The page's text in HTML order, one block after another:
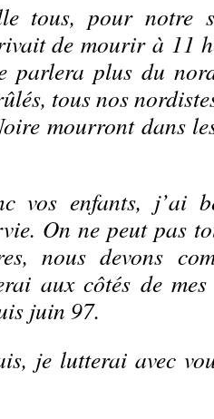
tous, pour notre
de mourir à 11
parlera plus du
tous nos
mourront dans
vos enfants, j’ai
On ne peut pas
nous devons
aux côtés de
juin 97.
je lutterai avec